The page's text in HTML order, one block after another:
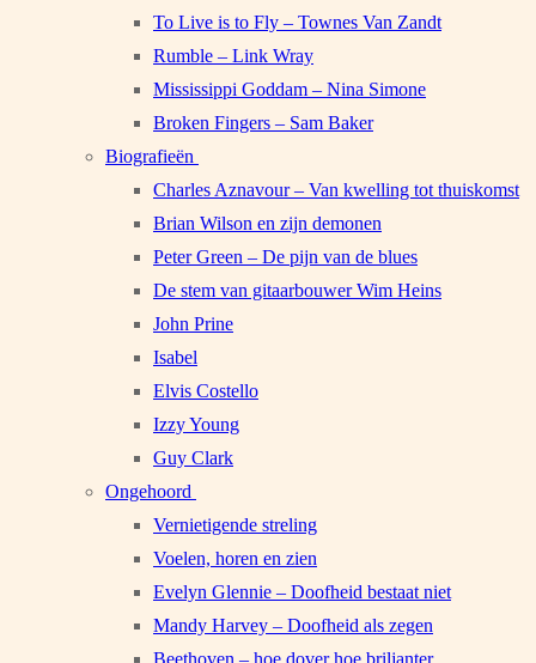
To Live is to Fly – Townes Van Zandt
Rumble – Link Wray
Mississippi Goddam – Nina Simone
Broken Fingers – Sam Baker
Biografieën
Charles Aznavour – Van kwelling tot thuiskomst
Brian Wilson en zijn demonen
Peter Green – De pijn van de blues
De stem van gitaarbouwer Wim Heins
John Prine
Isabel
Elvis Costello
Izzy Young
Guy Clark
Ongehoord
Vernietigende streling
Voelen, horen en zien
Evelyn Glennie – Doofheid bestaat niet
Mandy Harvey – Doofheid als zegen
Beethoven – hoe dover hoe briljanter